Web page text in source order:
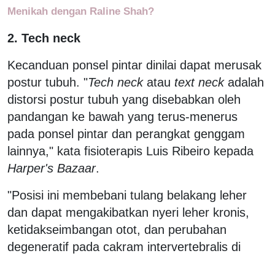
Menikah dengan Raline Shah?
2. Tech neck
Kecanduan ponsel pintar dinilai dapat merusak
postur tubuh. "Tech neckatau text neckadalah
distorsi postur tubuh yang disebabkan oleh
pandangan ke bawah yang terus-menerus
pada ponsel pintar dan perangkat genggam
lainnya," kata fisioterapis Luis Ribeiro kepada
Harper's Bazaar.
"Posisi ini membebani tulang belakang leher
dan dapat mengakibatkan nyeri leher kronis,
ketidakseimbangan otot, dan perubahan
degeneratif pada cakram intervertebralis di